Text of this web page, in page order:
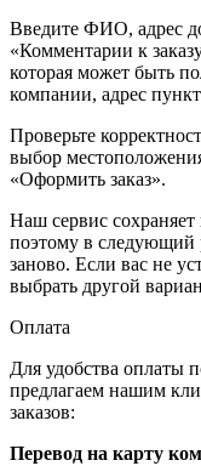
Введите ФИО, адрес
«Комментарии к
которая может быть
компании, адрес
Проверьте
выбор
«Оформить заказ».
Наш сервис сохраняет
поэтому в следующий
заново. Если вас не
выбрать другой
Оплата
Для удобства
предлагаем нашим
заказов:
Перевод на карту